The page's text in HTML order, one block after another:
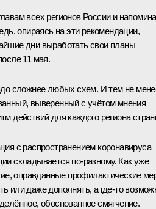
всех регионов России и
опираясь на эти рекомендации,
дни выработать свои планы
11 мая.
сложнее любых схем. И тем не
выверенный с учётом мнения
действий для каждого региона
с распространением коронавируса
складывается по-разному. Как уже
оправданные профилактические
или даже дополнять, а где-то
обоснованное смягчение.